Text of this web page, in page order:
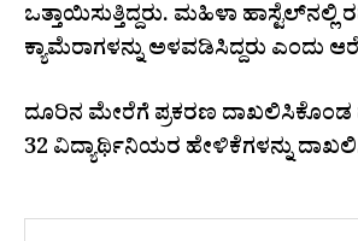
ಒತ್ತಾಯಿಸುತ್ತಿದ್ದರು. ಮಹಿಳಾ ಹಾಸ್ಟೆಲ್‌ನಲ್ಲಿ
ಕ್ಯಾಮೆರಾಗಳನ್ನು ಅಳವಡಿಸಿದ್ದರು ಎಂದು
ದೂರಿನ ಮೇರೆಗೆ ಪ್ರಕರಣ
32 ವಿದ್ಯಾರ್ಥಿನಿಯರ ಹೇಳಿಕೆಗಳನ್ನು